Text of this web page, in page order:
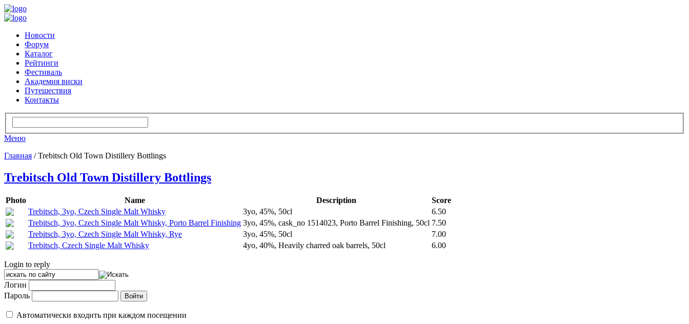
Новости
Форум
Каталог
Рейтинги
Фестиваль
Академия виски
Путешествия
Контакты
Меню
Главная / Trebitsch Old Town Distillery Bottlings
Trebitsch Old Town Distillery Bottlings
Photo Name Description
Score
Trebitsch, 3yo, Czech Single Malt Whisky
3yo, 45%, 50cl
6.50
Trebitsch, 3yo, Czech Single Malt Whisky, Porto Barrel Finishing 3yo, 45%, cask_no 1514023, Porto Barrel Finishing, 50cl 7.50
Trebitsch, 3yo, Czech Single Malt Whisky, Rye
3yo, 45%, 50cl
7.00
Trebitsch, Czech Single Malt Whisky
4yo, 40%, Heavily charred oak barrels, 50cl 6.00
Login to reply
Логин
Пароль
Автоматически входить при каждом посещении